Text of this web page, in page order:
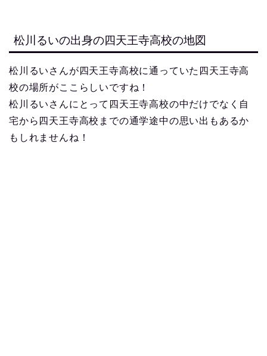
松川るいの出身の四天王寺高校の地図
松川るいさんが四天王寺高校に通っていた四天王寺高
校の場所がここらしいですね！
松川るいさんにとって四天王寺高校の中だけでなく自
宅から四天王寺高校までの通学途中の思い出もあるか
もしれませんね！